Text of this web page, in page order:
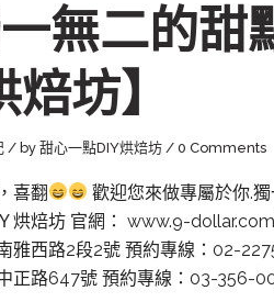
無二的甜
坊】
by 甜心一點DIY烘焙坊 0 Comments
喜翻
歡迎您來做專屬於你.
烘焙坊 官網： www.9-
雅西路2段2號 預約專線：02-
正路647號 預約專線：03-356-